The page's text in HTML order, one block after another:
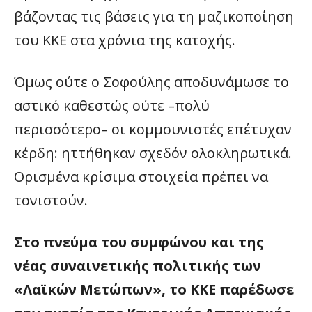
βάζοντας τις βάσεις για τη μαζικοποίηση
του KKE στα χρόνια της κατοχής.
Όμως ούτε ο Σοφούλης αποδυνάμωσε το
αστικό καθεστώς ούτε –πολύ
περισσότερο– οι κομμουνιστές επέτυχαν
κέρδη: ηττήθηκαν σχεδόν ολοκληρωτικά.
Ορισμένα κρίσιμα στοιχεία πρέπει να
τονιστούν.
Στο πνεύμα του συμφώνου και της
νέας συναινετικής πολιτικής των
«Λαϊκών Μετώπων», το KKE παρέδωσε